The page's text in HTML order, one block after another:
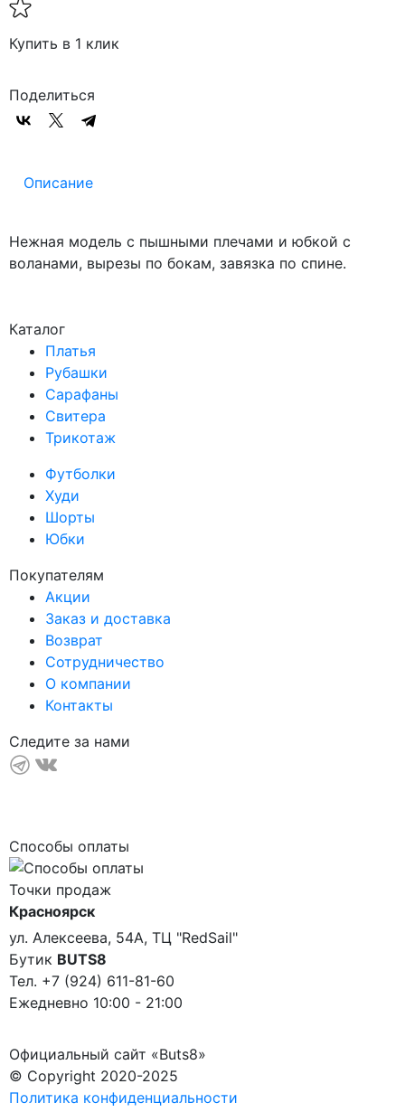
Купить в 1 клик
Поделиться
Описание
Нежная модель с пышными плечами и юбкой с
воланами, вырезы по бокам, завязка по спине.
Каталог
Платья
Рубашки
Сарафаны
Свитера
Трикотаж
Футболки
Худи
Шорты
Юбки
Покупателям
Акции
Заказ и доставка
Возврат
Сотрудничество
О компании
Контакты
Следите за нами
Способы оплаты
Точки продаж
Красноярск
ул. Алексеева, 54А, ТЦ "RedSail"
Бутик BUTS8
Тел. +7 (924) 611-81-60
Ежедневно 10:00 - 21:00
Официальный сайт «Buts8»
© Copyright 2020-2025
Политика конфиденциальности